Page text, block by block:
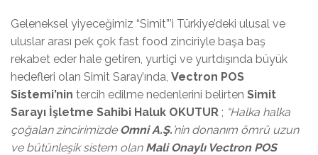
Geleneksel yiyeceğimiz “Simit”’i Türkiye’deki ulusal ve
uluslar arası pek çok fast food zinciriyle başa baş
rekabet eder hale getiren, yurtiçi ve yurtdışında büyük
hedefleri olan Simit Saray’ında, Vectron POS
Sistemi’nin tercih edilme nedenlerini belirten Simit
Sarayı İşletme Sahibi Haluk OKUTUR ; “Halka halka
çoğalan zincirimizdeOmni A.Ş. ’nin donanım ömrü uzun
ve bütünleşik sistem olan Mali Onaylı Vectron POS